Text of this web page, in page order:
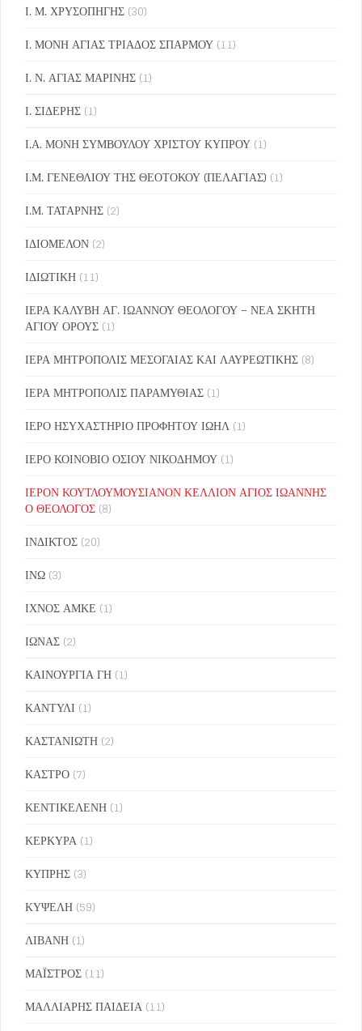
Ι. Μ. ΧΡΥΣΟΠΗΓΗΣ (30)
Ι. ΜΟΝΗ ΑΓΙΑΣ ΤΡΙΑΔΟΣ ΣΠΑΡΜΟΥ (11)
Ι. Ν. ΑΓΙΑΣ ΜΑΡΙΝΗΣ (1)
Ι. ΣΙΔΕΡΗΣ (1)
Ι.Α. ΜΟΝΗ ΣΥΜΒΟΥΛΟΥ ΧΡΙΣΤΟΥ ΚΥΠΡΟΥ (1)
Ι.Μ. ΓΕΝΕΘΛΙΟΥ ΤΗΣ ΘΕΟΤΟΚΟΥ (ΠΕΛΑΓΙΑΣ) (1)
Ι.Μ. ΤΑΤΑΡΝΗΣ (2)
ΙΔΙΟΜΕΛΟΝ (2)
ΙΔΙΩΤΙΚΗ (11)
ΙΕΡΑ ΚΑΛΥΒΗ ΑΓ. ΙΩΑΝΝΟΥ ΘΕΟΛΟΓΟΥ – ΝΕΑ ΣΚΗΤΗ
ΑΓΙΟΥ ΟΡΟΥΣ (1)
ΙΕΡΑ ΜΗΤΡΟΠΟΛΙΣ ΜΕΣΟΓΑΙΑΣ ΚΑΙ ΛΑΥΡΕΩΤΙΚΗΣ (8)
ΙΕΡΑ ΜΗΤΡΟΠΟΛΙΣ ΠΑΡΑΜΥΘΙΑΣ (1)
ΙΕΡΟ ΗΣΥΧΑΣΤΗΡΙΟ ΠΡΟΦΗΤΟΥ ΙΩΗΛ (1)
ΙΕΡΟ ΚΟΙΝΟΒΙΟ ΟΣΙΟΥ ΝΙΚΟΔΗΜΟΥ (1)
ΙΕΡΟΝ ΚΟΥΤΛΟΥΜΟΥΣΙΑΝΟΝ ΚΕΛΛΙΟΝ ΑΓΙΟΣ ΙΩΑΝΝΗΣ
Ο ΘΕΟΛΟΓΟΣ (8)
ΙΝΔΙΚΤΟΣ (20)
ΙΝΩ (3)
ΙΧΝΟΣ ΑΜΚΕ (1)
ΙΩΝΑΣ (2)
ΚΑΙΝΟΥΡΓΙΑ ΓΗ (1)
ΚΑΝΤΥΛΙ (1)
ΚΑΣΤΑΝΙΩΤΗ (2)
ΚΑΣΤΡΟ (7)
ΚΕΝΤΙΚΕΛΕΝΗ (1)
ΚΕΡΚΥΡΑ (1)
ΚΥΠΡΗΣ (3)
ΚΥΨΕΛΗ (59)
ΛΙΒΑΝΗ (1)
ΜΑΪΣΤΡΟΣ (11)
ΜΑΛΛΙΑΡΗΣ ΠΑΙΔΕΙΑ (11)